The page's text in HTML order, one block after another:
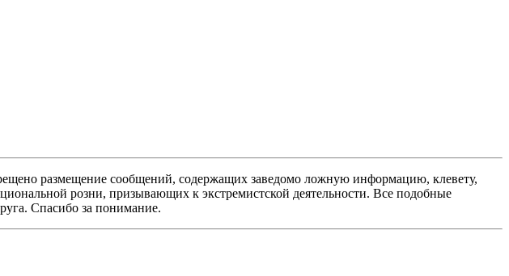
размещение сообщений, содержащих заведомо ложную информацию, клевету,
розни, призывающих к экстремистской деятельности. Все подобные
Спасибо за понимание.